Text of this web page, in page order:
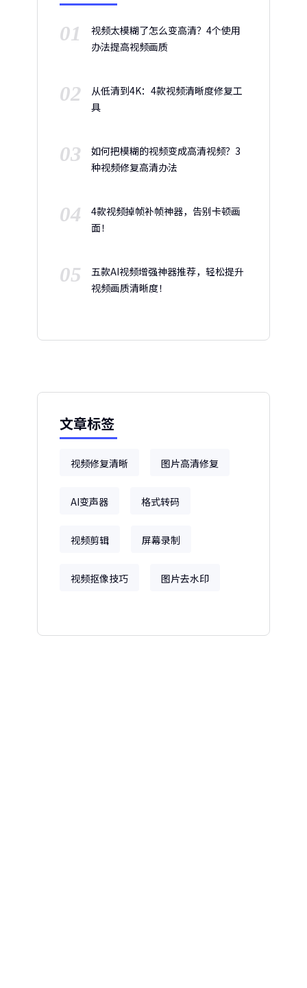
01
视频太模糊了怎么变高清？4个使用
办法提高视频画质
02
从低清到4K：4款视频清晰度修复工
具
03
如何把模糊的视频变成高清视频？3
种视频修复高清办法
04
4款视频掉帧补帧神器，告别卡顿画
面！
05
五款AI视频增强神器推荐，轻松提升
视频画质清晰度！
文章标签
视频修复清晰 图片高清修复
AI变声器 格式转码
视频剪辑 屏幕录制
视频抠像技巧 图片去水印